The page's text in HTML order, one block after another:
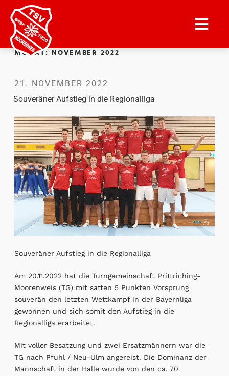
MONAT: NOVEMBER 2022
21. NOVEMBER 2022
Souveräner Aufstieg in die Regionalliga
Souveräner Aufstieg in die Regionalliga
Am 20.11.2022 hat die Turngemeinschaft Prittriching-
Moorenweis (TG) mit satten 5 Punkten Vorsprung
souverän den letzten Wettkampf in der Bayernliga
gewonnen und sich somit den Aufstieg in die
Regionalliga erarbeitet.
Mit voller Besatzung und zwei Ersatzmännern war die
TG nach Pfuhl / Neu-Ulm angereist. Die Dominanz der
Mannschaft in der Halle wurde von den ca. 70